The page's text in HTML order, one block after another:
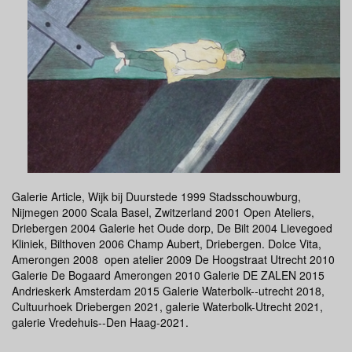
Galerie Article, Wijk bij Duurstede 1999 Stadsschouwburg,
Nijmegen 2000 Scala Basel, Zwitzerland 2001 Open Ateliers,
Driebergen 2004 Galerie het Oude dorp, De Bilt 2004 Lievegoed
Kliniek, Bilthoven 2006 Champ Aubert, Driebergen. Dolce Vita,
Amerongen 2008 open atelier 2009 De Hoogstraat Utrecht 2010
Galerie De Bogaard Amerongen 2010 Galerie DE ZALEN 2015
Andrieskerk Amsterdam 2015 Galerie Waterbolk--utrecht 2018,
Cultuurhoek Driebergen 2021, galerie Waterbolk-Utrecht 2021,
galerie Vredehuis--Den Haag-2021.